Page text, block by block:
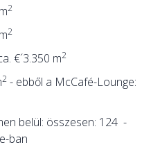
2
2
€´3.350 m2
2 - ebből a McCafé-Lounge:
belül: összesen: 124 -
ban